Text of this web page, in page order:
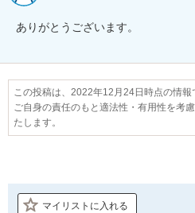
ありがとうございます。
この投稿は、2022年12月24日時点の情報
ご自身の責任のもと適法性・有用性を考
たします。
マイリストに入れる